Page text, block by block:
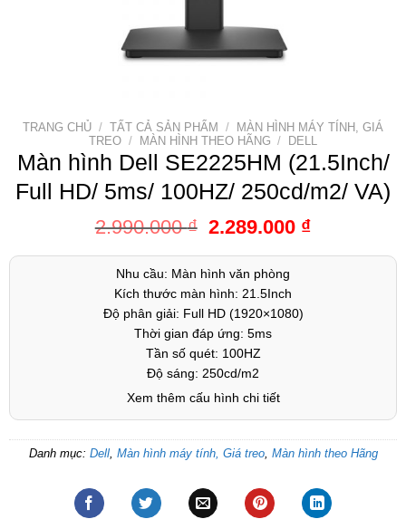
TRANG CHỦ / TẤT CẢ SẢN PHẨM /
MÀN HÌNH MÁY TÍNH, GIÁ
TREO / MÀN HÌNH THEO HÃNG / DELL
Màn hình Dell SE2225HM (21.5Inch/
Full HD/ 5ms/ 100HZ/ 250cd/m2/ VA)
2.990.000₫ 2.289.000 ₫
Nhu cầu: Màn hình văn phòng
Kích thước màn hình: 21.5Inch
Độ phân giải: Full HD (1920×1080)
Thời gian đáp ứng: 5ms
Tần số quét: 100HZ
Độ sáng: 250cd/m2
Xem thêm cấu hình chi tiết
Danh mục: Dell, Màn hình máy tính, Giá treo, Màn hình theo Hãng